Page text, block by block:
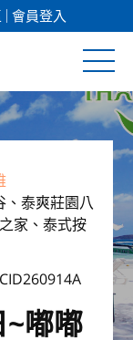
會員登入
、泰爽莊園八
家、泰式按
嘟嘟